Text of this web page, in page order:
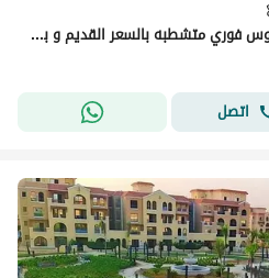
لاول مره في البروج فيلا توين هاوس فوري متشطبه بالسعر القديم و بمقدم 5% فقط و اقساط علي 10 سنين في الشروق
اتصل